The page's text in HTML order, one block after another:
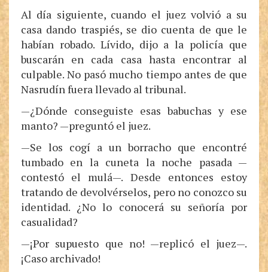
Al día siguiente, cuando el juez volvió a su
casa dando traspiés, se dio cuenta de que le
habían robado. Lívido, dijo a la policía que
buscarán en cada casa hasta encontrar al
culpable. No pasó mucho tiempo antes de que
Nasrudín fuera llevado al tribunal.
—¿Dónde conseguiste esas babuchas y ese
manto? —preguntó el juez.
—Se los cogí a un borracho que encontré
tumbado en la cuneta la noche pasada —
contestó el mulá—. Desde entonces estoy
tratando de devolvérselos, pero no conozco su
identidad. ¿No lo conocerá su señoría por
casualidad?
—¡Por supuesto que no! —replicó el juez—.
¡Caso archivado!